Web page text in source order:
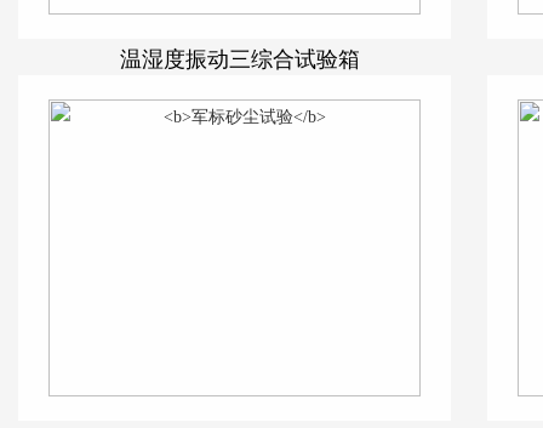
温湿度振动三综合试验箱